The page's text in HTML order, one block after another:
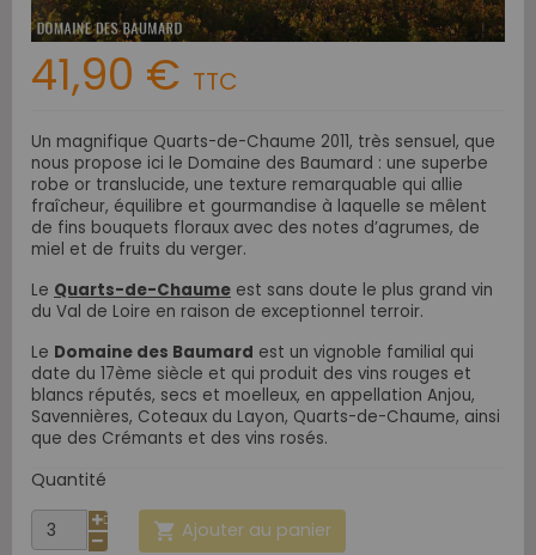
41,90 € TTC
Un magnifique Quarts-de-Chaume 2011, très sensuel, que
nous propose ici le Domaine des Baumard : une superbe
robe or translucide, une texture remarquable qui allie
fraîcheur, équilibre et gourmandise à laquelle se mêlent
de fins bouquets floraux avec des notes d’agrumes, de
miel et de fruits du verger.
Le Quarts-de-Chaume est sans doute le plus grand vin
du Val de Loire en raison de exceptionnel terroir.
Le Domaine des Baumard est un vignoble familial qui
date du 17ème siècle et qui produit des vins rouges et
blancs réputés, secs et moelleux, en appellation Anjou,
Savennières, Coteaux du Layon, Quarts-de-Chaume, ainsi
que des Crémants et des vins rosés.
Quantité
 Ajouter au panier